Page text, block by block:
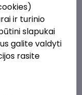
(fixed
ir turinio
slapukai
galite valdyti
rasite